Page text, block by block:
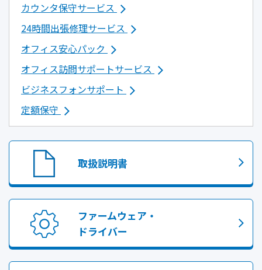
カウンタ保守サービス
24時間出張修理サービス
オフィス安心パック
オフィス訪問サポートサービス
ビジネスフォンサポート
定額保守
取扱説明書
ファームウェア・
ドライバー